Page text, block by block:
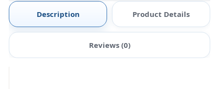
Description Product Details
Reviews (0)